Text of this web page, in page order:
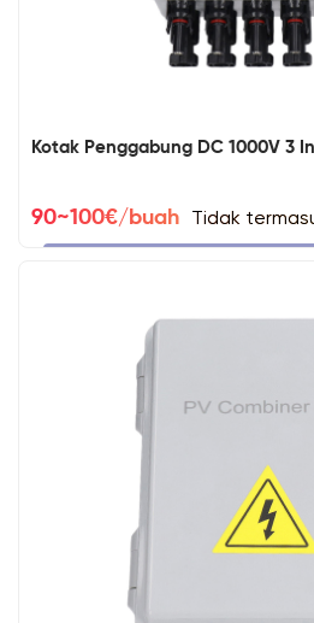
Kotak Penggabung DC 1000V 3
90~100€/buah Tidak